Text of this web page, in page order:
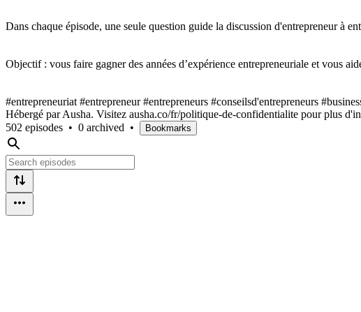
Dans chaque épisode, une seule question guide la discussion d'entrepreneur à
Objectif : vous faire gagner des années d’expérience entrepreneuriale et vous
#entrepreneuriat #entrepreneur #entrepreneurs #conseilsd'entrepreneurs
Hébergé par Ausha. Visitez ausha.co/fr/politique-de-confidentialite pour plus
502 episodes • 0 archived • Bookmarks